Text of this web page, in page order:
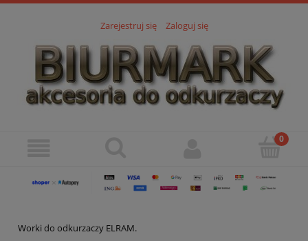
Zarejestruj się Zaloguj się
Worki do odkurzaczy ELRAM.